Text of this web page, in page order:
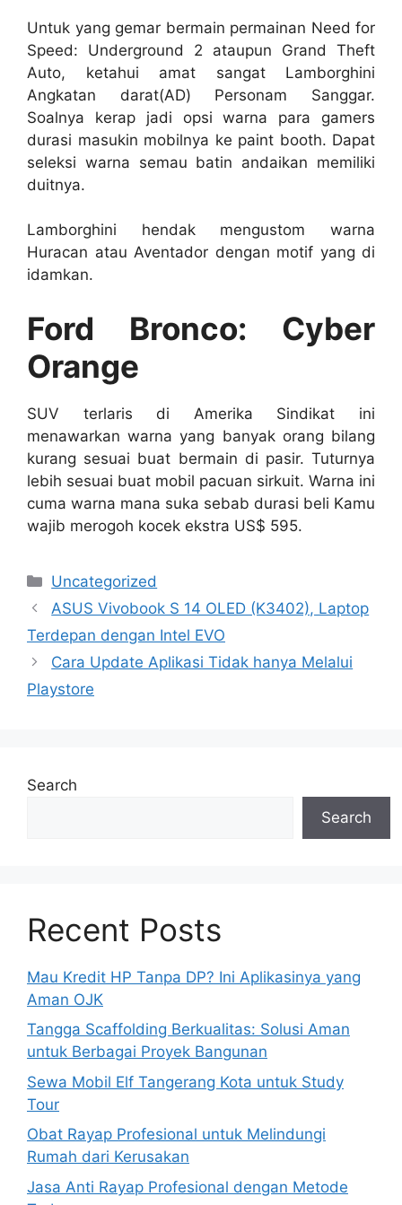
Untuk yang gemar bermain permainan Need for
Speed: Underground 2 ataupun Grand Theft
Auto, ketahui amat sangat Lamborghini
Angkatan darat(AD) Personam Sanggar.
Soalnya kerap jadi opsi warna para gamers
durasi masukin mobilnya ke paint booth. Dapat
seleksi warna semau batin andaikan memiliki
duitnya.
Lamborghini hendak mengustom warna
Huracan atau Aventador dengan motif yang di
idamkan.
Ford Bronco: Cyber
Orange
SUV terlaris di Amerika Sindikat ini
menawarkan warna yang banyak orang bilang
kurang sesuai buat bermain di pasir. Tuturnya
lebih sesuai buat mobil pacuan sirkuit. Warna ini
cuma warna mana suka sebab durasi beli Kamu
wajib merogoh kocek ekstra US$ 595.
Categories
Uncategorized
ASUS Vivobook S 14 OLED (K3402), Laptop
Terdepan dengan Intel EVO
Cara Update Aplikasi Tidak hanya Melalui
Playstore
Search
Search
Recent Posts
Mau Kredit HP Tanpa DP? Ini Aplikasinya yang
Aman OJK
Tangga Scaffolding Berkualitas: Solusi Aman
untuk Berbagai Proyek Bangunan
Sewa Mobil Elf Tangerang Kota untuk Study
Tour
Obat Rayap Profesional untuk Melindungi
Rumah dari Kerusakan
Jasa Anti Rayap Profesional dengan Metode